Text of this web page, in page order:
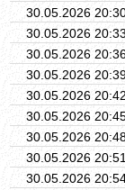
30.05.2026
30.05.2026
30.05.2026
30.05.2026
30.05.2026 20:42
30.05.2026
30.05.2026
30.05.2026 20:51
30.05.2026